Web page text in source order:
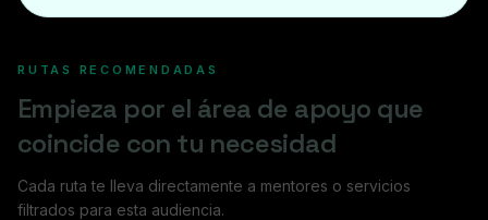
RUTAS RECOMENDADAS
Empieza por el área de apoyo que
coincide con tu necesidad
Cada ruta te lleva directamente a mentores o servicios
filtrados para esta audiencia.